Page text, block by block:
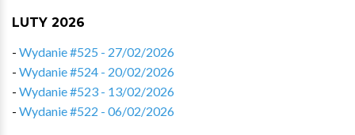
LUTY 2026
- Wydanie #525 - 27/02/2026
- Wydanie #524 - 20/02/2026
- Wydanie #523 - 13/02/2026
- Wydanie #522 - 06/02/2026